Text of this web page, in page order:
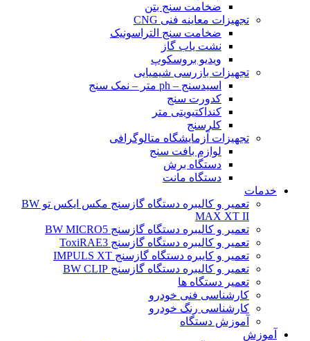
ضخامت سنج بتن
تجهیزات معاینه فنی CNG
ضخامت سنج التراسونیک
نشت یاب گاز
ویدیو بروسکوپ
تجهیزات بازرسی شیمیایی
اسیدسنج – ph متر – نمک سنج
کدورت سنج
کنداکتیویتی متر
کلرسنج
تجهیزات آزمایشگاه متالوگرافی
لوازم بافت سنج
دستگاه برش
دستگاه مانت
خدمات
تعمیر و کالیبره دستگاه گازسنج مکس ایکس تو BW
MAX XT II
تعمیر و کالیبره دستگاه گازسنج BW MICRO5
تعمیر و کالیبره دستگاه گازسنج ToxiRAE3
تعمیر و کایبره دستگاه گازسنج IMPULS XT
تعمیر و کالیبره دستگاه گازسنج BW CLIP
تعمیر دستگاه ها
کارشناسی فنی خودرو
کارشناسی رنگ خودرو
آموزش دستگاه
آموزش